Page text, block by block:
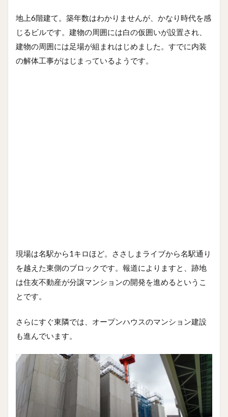
地上6階建て。築年数はわかりませんが、かなり時代を感
じるビルです。建物の周囲には白の仮囲いが設置され、
建物の周囲には足場が組まれはじめました。すでに内装
の解体工事がはじまっているようです。
現場は名駅から1キロほど。ささしまライブから名駅通り
を越えた東側のブロックです。報道によりますと、跡地
は住友不動産が分譲マンションの開発を進めるというこ
とです。
さらにすぐ東隣では、オープンハウスのマンション建設
も進んでいます。